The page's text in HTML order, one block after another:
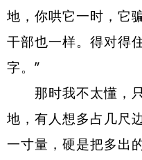
地，你哄它一时，它
干部也一样。得对得
字。”
那时我不太懂，
地 ，有人想多占几尺
一寸量，硬是把多出